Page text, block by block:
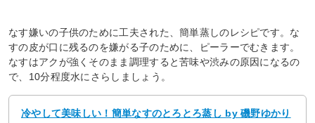
なす嫌いの子供のために工夫された、簡単蒸しのレシピです。な
すの皮が口に残るのを嫌がる子のために、ピーラーでむきます。
なすはアクが強くそのまま調理すると苦味や渋みの原因になるの
で、10分程度水にさらしましょう。
冷やして美味しい！簡単なすのとろとろ蒸し by 磯野ゆかり